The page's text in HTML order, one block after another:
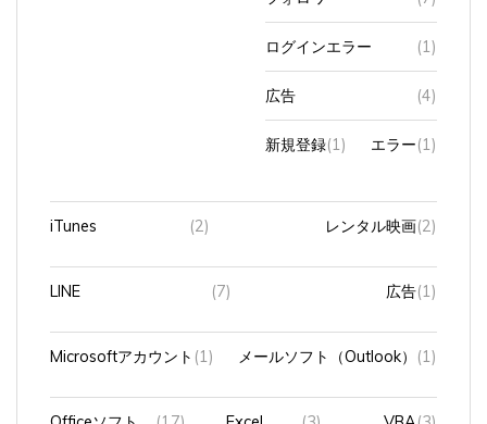
ログインエラー (1)
広告 (4)
新規登録 (1) エラー (1)
iTunes (2) レンタル映画(2)
LINE (7) 広告 (1)
Microsoftアカウント (1) メールソフト（Outlook） (1)
Officeソフト (17) Excel (3) VBA (3)